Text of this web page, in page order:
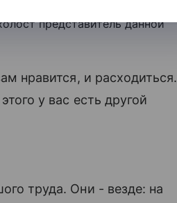
оставшиеся принципы, и вы
представитель данной
нравится, и расходиться.
у вас есть другой
труда. Они - везде: на